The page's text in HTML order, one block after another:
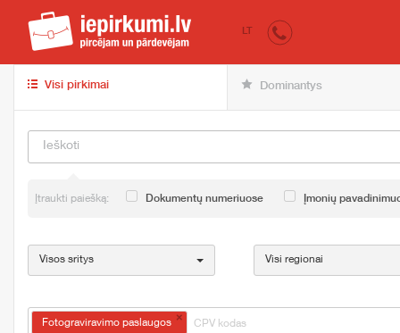
iepirkumi.lv
LT
Visi pirkimai Dominantys
Įtraukti paiešką: Dokumentų numeriuose Įmonių
Visos sritys Visi regionai
Fotograviravimo paslaugos ×